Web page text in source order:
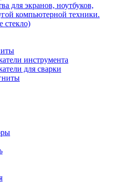
для экранов, ноутбуков,
компьютерной техники.
стекло)
инструмента
для сварки